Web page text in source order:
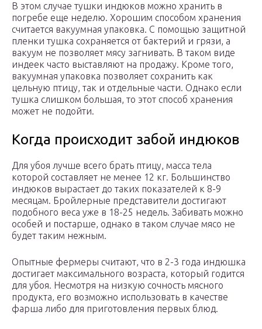
В этом случае тушки индюков можно хранить в
погребе еще неделю. Хорошим способом хранения
считается вакуумная упаковка. С помощью защитной
пленки тушка сохраняется от бактерий и грязи, а
вакуум не позволяет мясу загнивать. В таком виде
индеек часто выставляют на продажу. Кроме того,
вакуумная упаковка позволяет сохранить как
цельную птицу, так и отдельные части. Однако если
тушка слишком большая, то этот способ хранения
может не подойти.
Когда происходит забой индюков
Для убоя лучше всего брать птицу, масса тела
которой составляет не менее 12 кг. Большинство
индюков вырастает до таких показателей к 8-9
месяцам. Бройлерные представители достигают
подобного веса уже в 18-25 недель. Забивать можно
особей и постарше, однако в таком случае мясо не
будет таким нежным.
Опытные фермеры считают, что в 2-3 года индюшка
достигает максимального возраста, который годится
для убоя. Несмотря на низкую сочность мясного
продукта, его возможно использовать в качестве
фарша либо для приготовления первых блюд.